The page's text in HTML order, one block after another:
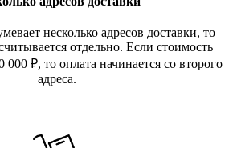
несколько адресов доставки, то
отдельно. Если стоимость
000 ₽, то оплата начинается со второго
адреса.